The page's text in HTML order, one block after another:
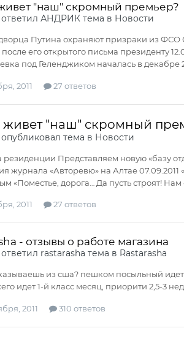
"наш" скромный премьер?
АНДРИКтема в Новости
Путина охраняют призраки из ФСО
его открытого письма президенту
под Геленджиком началась в декабре
2011 27 ответов
живет "наш" скромный
тема в Новости
Представляем новую «базу
журнала «Авторевю» на Алтае
«Поместье, дорога… Да пусть строят!
2011 27 ответов
- отзывы о работе магазина
rastarasha тема в Rastarasha
из сша? пешком посыльный идет
идет 1-й класс месяц, приорити 2,5-3
2011 310 ответов